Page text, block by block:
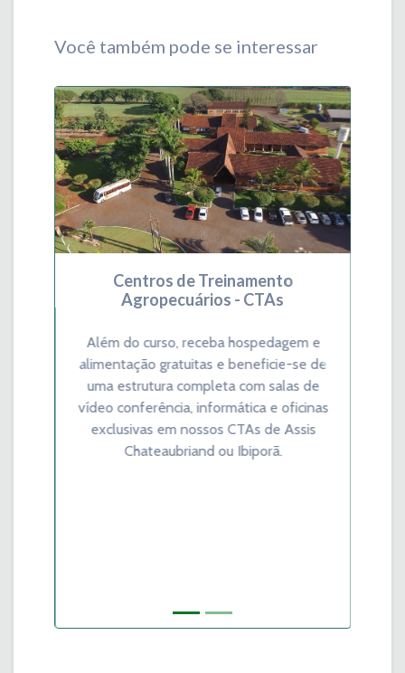
Você também pode se interessar
Centros de Treinamento
Agropecuários - CTAs
Além do curso, receba hospedagem e
alimentação gratuitas e beneficie-se de
uma estrutura completa com salas de
vídeo conferência, informática e oficinas
exclusivas em nossos CTAs de Assis
Chateaubriand ou Ibiporã.
Previous